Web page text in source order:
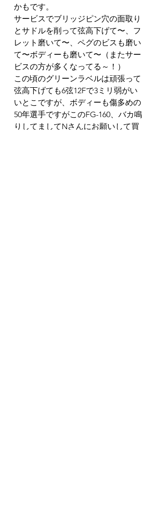
かもです。
サービスでブリッジピン穴の面取り
とサドルを削って弦高下げて〜、フ
レット磨いて〜、ペグのビスも磨い
て〜ボディーも磨いて〜（またサー
ビスの方が多くなってる～！）
この頃のグリーンラベルは頑張って
弦高下げても6弦12Fで3ミリ弱がい
いとこですが、ボディーも傷多めの
50年選手ですがこのFG-160、バカ鳴
りしてましてNさんにお願いして買